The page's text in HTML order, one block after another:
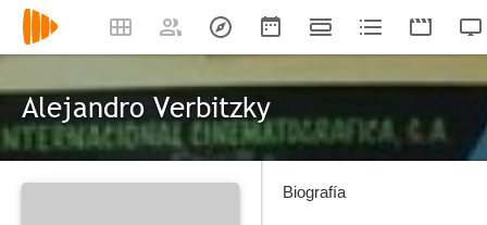
Alejandro Verbitzky
Biografía